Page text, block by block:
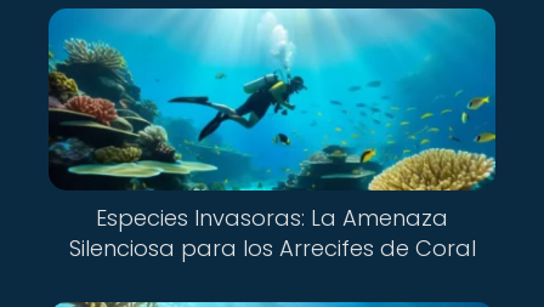
Especies Invasoras: La Amenaza
Silenciosa para los Arrecifes de Coral